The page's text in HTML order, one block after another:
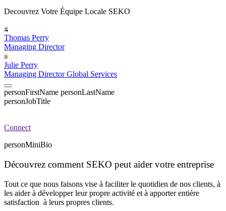
Decouvrez Votre Équipe Locale SEKO
Thomas Perry
Managing Director
Julie Perry
Managing Director Global Services
personFirstName personLastName
personJobTitle
Connect
personMiniBio
Découvrez comment SEKO peut aider votre entreprise
Tout ce que nous faisons vise à faciliter le quotidien de nos clients, à
les aider à développer leur propre activité et à apporter entière
satisfaction à leurs propres clients.